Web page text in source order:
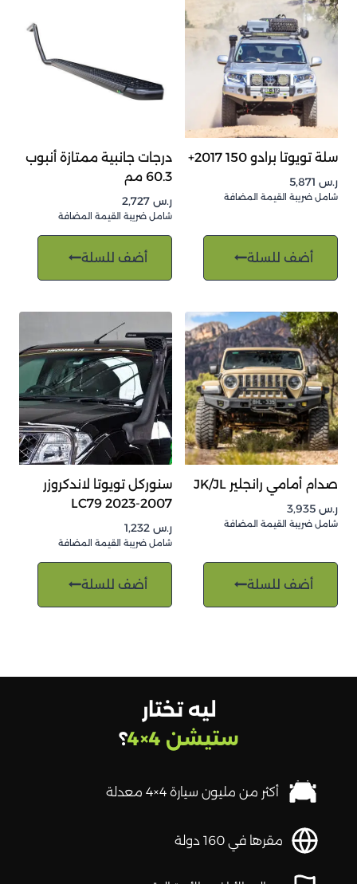
سلة تويوتا برادو 150 2017+
ر.س
شامل ضريبة القيمة المضافة
أضف للسلة
درجات جانبية ممتازة أنبوب
60.3 مم
ر.س
شامل ضريبة القيمة المضافة
أضف للسلة
صدام أمامي رانجلير JK/JL
ر.س
شامل ضريبة القيمة المضافة
أضف للسلة
سنوركل تويوتا لاندكروزر
2007-2023 LC79
ر.س
شامل ضريبة القيمة المضافة
أضف للسلة
ليه تختار
ستيشن 4×4
؟
أكثر من مليون سيارة 4×4 معدلة
مقرها في 160 دولة